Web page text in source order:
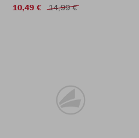
10,49 €
14,99 €